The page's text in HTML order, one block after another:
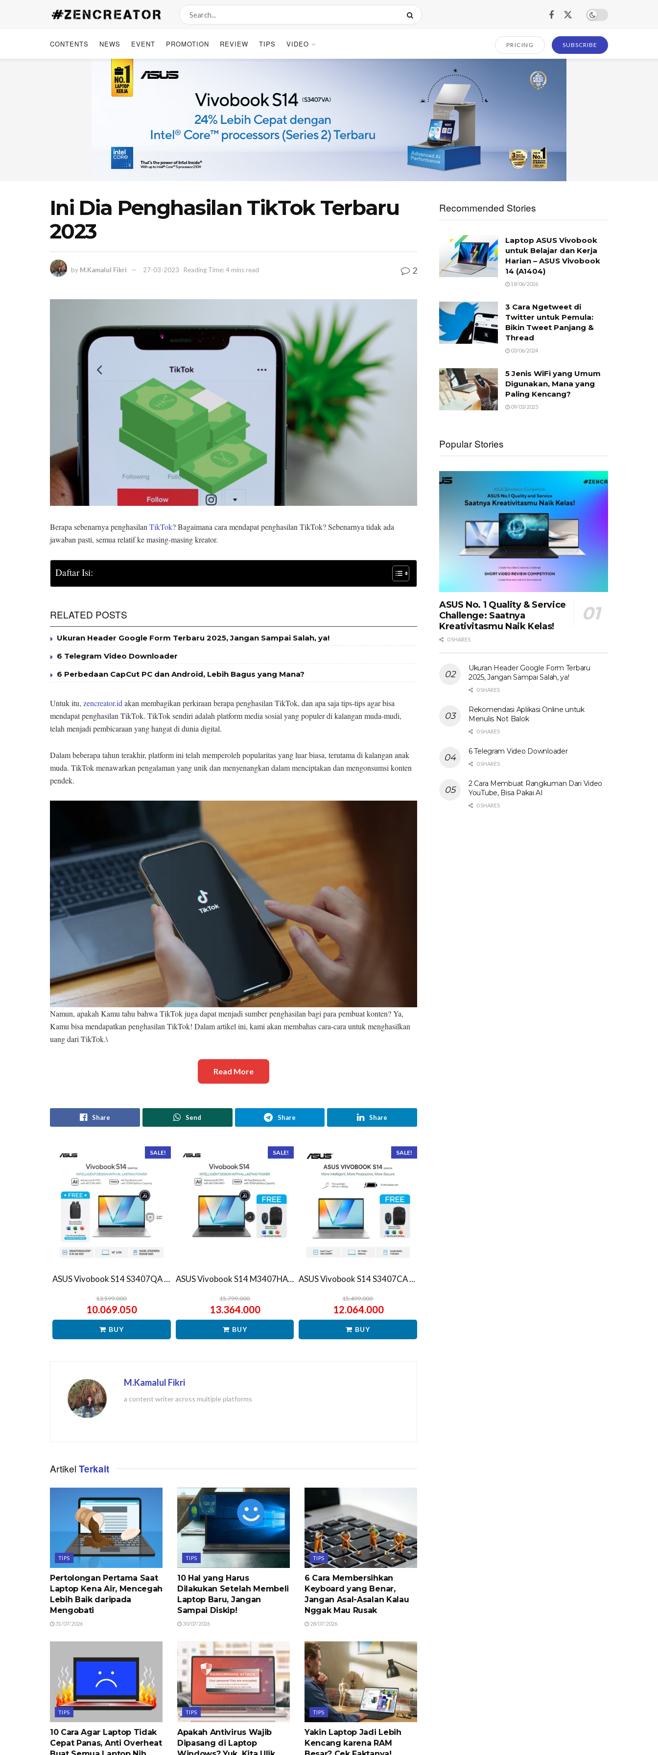
CONTENTS NEWS EVENT PROMOTION REVIEW TIPS VIDEO PRICING SUBSCRIBE
Ini Dia Penghasilan TikTok Terbaru
2023
by M.Kamalul Fikri 27-03-2023 Reading Time: 4 mins read 2
Berapa sebenarnya penghasilan TikTok? Bagaimana cara mendapat penghasilan TikTok? Sebenarnya tidak ada
jawaban pasti, semua relatif ke masing-masing kreator.
Daftar Isi:
RELATED POSTS
Ukuran Header Google Form Terbaru 2025, Jangan Sampai Salah, ya!
6 Telegram Video Downloader
6 Perbedaan CapCut PC dan Android, Lebih Bagus yang Mana?
Untuk itu, zencreator.id akan membagikan perkiraan berapa penghasilan TikTok, dan apa saja tips-tips agar bisa
mendapat penghasilan TikTok. TikTok sendiri adalah platform media sosial yang populer di kalangan muda-mudi,
telah menjadi pembicaraan yang hangat di dunia digital.
Dalam beberapa tahun terakhir, platform ini telah memperoleh popularitas yang luar biasa, terutama di kalangan anak
muda. TikTok menawarkan pengalaman yang unik dan menyenangkan dalam menciptakan dan mengonsumsi konten
pendek.
Namun, apakah Kamu tahu bahwa TikTok juga dapat menjadi sumber penghasilan bagi para pembuat konten? Ya,
Kamu bisa mendapatkan penghasilan TikTok! Dalam artikel ini, kami akan membahas cara-cara untuk menghasilkan
uang dari TikTok.\
Read More
Share Send Share Share
SALE!
ASUS Vivobook S14 S3407QA – IPSP151M – Matte Gray
13.599.000
10.069.050
BUY
SALE!
ASUS Vivobook S14 M3407HA Ryzen 7 260 1TB SSD 16GB WUXGA IPS Win11+OHS
15.799.000
13.364.000
BUY
SALE!
ASUS Vivobook S14 S3407CA Ultra 5 225H 1TB SSD 16GB WUXGA IPS Win11+OHS
15.499.000
12.064.000
BUY
M.Kamalul Fikri
a content writer across multiple platforms
Artikel Terkait
TIPS
Pertolongan Pertama Saat
Laptop Kena Air, Mencegah
Lebih Baik daripada
Mengobati
31/07/2026
TIPS
10 Hal yang Harus
Dilakukan Setelah Membeli
Laptop Baru, Jangan
Sampai Diskip!
30/07/2026
TIPS
6 Cara Membersihkan
Keyboard yang Benar,
Jangan Asal-Asalan Kalau
Nggak Mau Rusak
28/07/2026
TIPS
10 Cara Agar Laptop Tidak
Cepat Panas, Anti Overheat
TIPS
Apakah Antivirus Wajib
Dipasang di Laptop
TIPS
Yakin Laptop Jadi Lebih
Kencang karena RAM
Recommended Stories
Laptop ASUS Vivobook
untuk Belajar dan Kerja
Harian – ASUS Vivobook
14 (A1404)
18/06/2026
3 Cara Ngetweet di
Twitter untuk Pemula:
Bikin Tweet Panjang &
Thread
03/06/2024
5 Jenis WiFi yang Umum
Digunakan, Mana yang
Paling Kencang?
09/03/2025
Popular Stories
ASUS No. 1 Quality & Service
Challenge: Saatnya
Kreativitasmu Naik Kelas!
0 SHARES
Ukuran Header Google Form Terbaru
2025, Jangan Sampai Salah, ya!
0 SHARES
Rekomendasi Aplikasi Online untuk
Menulis Not Balok
0 SHARES
6 Telegram Video Downloader
0 SHARES
2 Cara Membuat Rangkuman Dari Video
YouTube, Bisa Pakai AI
0 SHARES